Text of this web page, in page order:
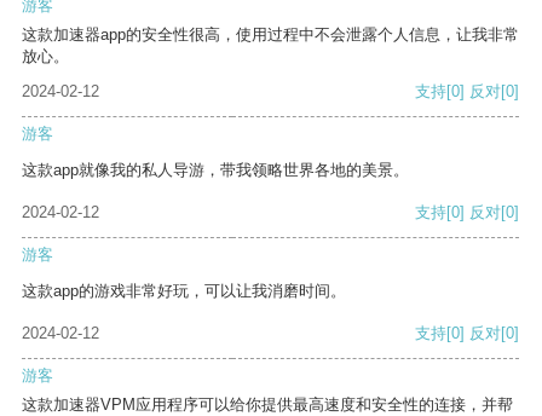
游客
这款加速器app的安全性很高，使用过程中不会泄露个人信息，让我非常
放心。
2024-02-12
支持[0] 反对[0]
游客
这款app就像我的私人导游，带我领略世界各地的美景。
2024-02-12 支持[0] 反对[0]
游客
这款app的游戏非常好玩，可以让我消磨时间。
2024-02-12 支持[0] 反对[0]
游客
这款加速器VPM应用程序可以给你提供最高速度和安全性的连接，并帮